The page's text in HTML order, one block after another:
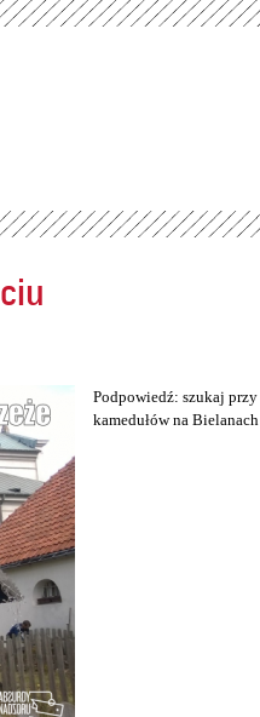
Podpowiedź: szukaj przy
kamedułów na